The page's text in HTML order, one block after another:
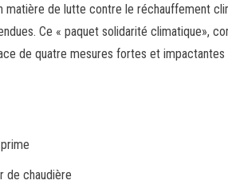
matière de lutte contre le réchauffement
Ce « paquet solidarité climatique»,
de quatre mesures fortes et impactantes
de chaudière